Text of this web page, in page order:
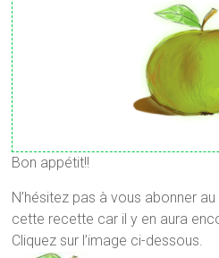
Bon appétit!!
N’hésitez pas à vous abonner
cette recette car il y en aura
Cliquez sur l’image ci-dessous.